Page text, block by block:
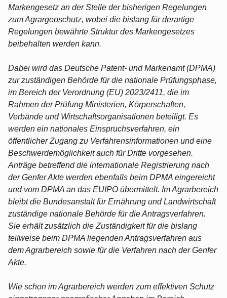
Markengesetz an der Stelle der bisherigen Regelungen
zum Agrargeoschutz, wobei die bislang für derartige
Regelungen bewährte Struktur des Markengesetzes
beibehalten werden kann.
Dabei wird das Deutsche Patent- und Markenamt (DPMA)
zur zuständigen Behörde für die nationale Prüfungsphase,
im Bereich der Verordnung (EU) 2023/2411, die im
Rahmen der Prüfung Ministerien, Körperschaften,
Verbände und Wirtschaftsorganisationen beteiligt. Es
werden ein nationales Einspruchsverfahren, ein
öffentlicher Zugang zu Verfahrensinformationen und eine
Beschwerdemöglichkeit auch für Dritte vorgesehen.
Anträge betreffend die internationale Registrierung nach
der Genfer Akte werden ebenfalls beim DPMA eingereicht
und vom DPMA an das EUIPO übermittelt. Im Agrarbereich
bleibt die Bundesanstalt für Ernährung und Landwirtschaft
zuständige nationale Behörde für die Antragsverfahren.
Sie erhält zusätzlich die Zuständigkeit für die bislang
teilweise beim DPMA liegenden Antragsverfahren aus
dem Agrarbereich sowie für die Verfahren nach der Genfer
Akte.
Wie schon im Agrarbereich werden zum effektiven Schutz